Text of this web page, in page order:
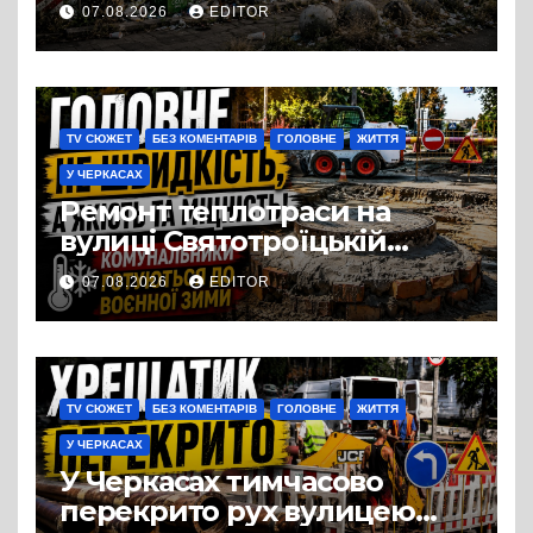
сміттєзвалище
07.08.2026 EDITOR
TV СЮЖЕТ БЕЗ КОМЕНТАРІВ ГОЛОВНЕ ЖИТТЯ
У ЧЕРКАСАХ
Ремонт теплотраси на
вулиці Святотроїцькій
затягнувся порівняно із
запланованими термінами.
Вулицю досі не відкрили
для руху
07.08.2026 EDITOR
TV СЮЖЕТ БЕЗ КОМЕНТАРІВ ГОЛОВНЕ ЖИТТЯ
У ЧЕРКАСАХ
У Черкасах тимчасово
перекрито рух вулицею